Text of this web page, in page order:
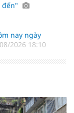
đến"
nay ngày
2026 18:10